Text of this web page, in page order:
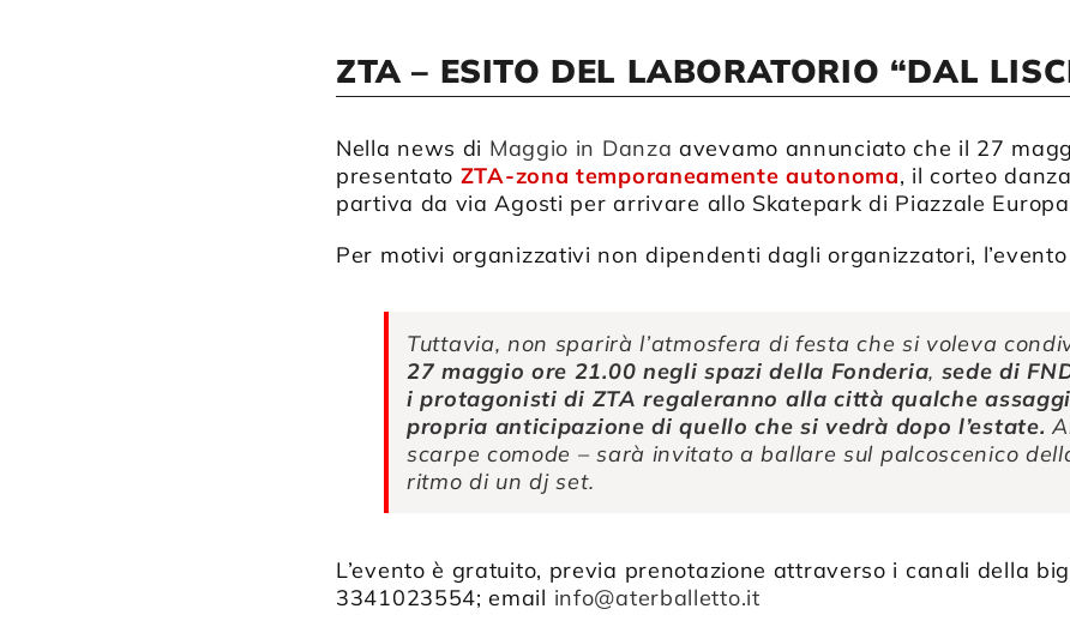
ZTA – ESITO DEL LABORATORIO “DAL
Nella news di Maggio in Danza avevamo annunciato che il 27
presentato ZTA-zona temporaneamente autonoma, il corteo
partiva da via Agosti per arrivare allo Skatepark di Piazzale
Per motivi organizzativi non dipendenti dagli organizzatori,
Tuttavia, non sparirà l’atmosfera di festa che si voleva
27 maggio ore 21.00 negli spazi della Fonderia, sede di
i protagonisti di ZTA regaleranno alla città qualche
propria anticipazione di quello che si vedrà dopo l’estate.
scarpe comode – sarà invitato a ballare sul palcoscenico
ritmo di un dj set.
L’evento è gratuito, previa prenotazione attraverso i canali della
3341023554; email info@aterballetto.it